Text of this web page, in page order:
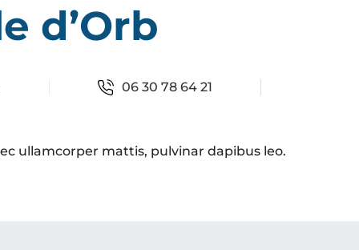
d’Orb
06 30 78 64 21
ullamcorper mattis, pulvinar dapibus leo.